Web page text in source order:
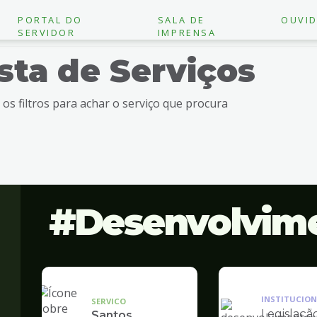
PORTAL DO
SERVIDOR
SALA DE
IMPRENSA
de Serviços
os filtros para achar o serviço que procura
SERVICO